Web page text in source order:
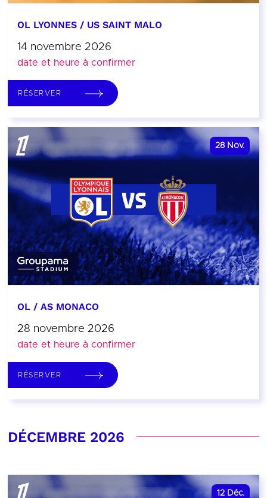
OL LYONNES / US SAINT MALO
14 novembre 2026
date et heure à confirmer
RÉSERVER
28 Nov.
OL / AS MONACO
28 novembre 2026
date et heure à confirmer
RÉSERVER
DÉCEMBRE 2026
12 Déc.